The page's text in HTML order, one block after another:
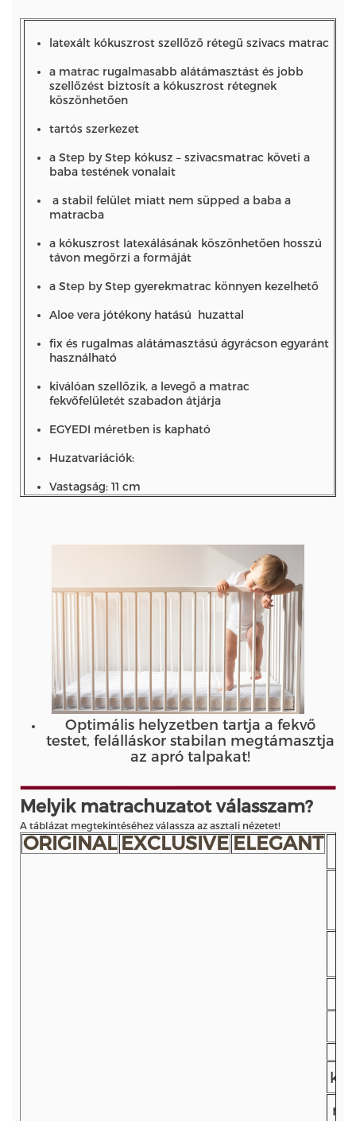
latexált kókuszrost szellőző rétegű szivacs matrac
a matrac rugalmasabb alátámasztást és jobb
szellőzést biztosít a kókuszrost rétegnek
köszönhetően
tartós szerkezet
a Step by Step kókusz – szivacsmatrac követi a
baba testének vonalait
a stabil felület miatt nem süpped a baba a
matracba
a kókuszrost latexálásának köszönhetően hosszú
távon megőrzi a formáját
a Step by Step gyerekmatrac könnyen kezelhető
Aloe vera jótékony hatású huzattal
fix és rugalmas alátámasztású ágyrácson egyaránt
használható
kiválóan szellőzik, a levegő a matrac
fekvőfelületét szabadon átjárja
EGYEDI méretben is kapható
Huzatvariációk:
Vastagság: 11 cm
Optimális helyzetben tartja a fekvő
testet, felálláskor stabilan megtámasztja
az apró talpakat!
Melyik matrachuzatot válasszam?
A táblázat megtekintéséhez válassza az asztali nézetet!
ORIGINALEXCLUSIVEELEGANT